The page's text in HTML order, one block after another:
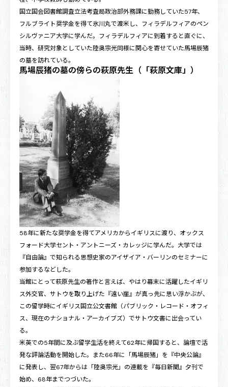
国立国会図書館調査立法考査局政治部外務課に勤務していた57年、
フルブライト奨学金を得て氷川丸で渡米し、フィラデルフィアのペン
シルヴァニア大学に学んだ。フィラデルフィアに到着すると直ぐに、
当時、研究対象としていた陸奥宗光同様に関心を寄せていた馬場辰猪
の墓を訪れている。
馬場辰猪の墓の傍らの萩原先生（「萩原文庫」）
58年に新たな奨学金を得てアメリカからイギリスに渡り、オックス
フォード大学セント・アントニーズ・カレッジに学んだ。大学では
『自由論』で知られる思想史家のアイザイア・バーリンのセミナーに
参加するなどした。
当館にとって萩原先生の著作と言えば、やはり幕末に活躍したイギリ
ス外交官、サトウを取り上げた『遠い崖』が真っ先に思い浮かぶが、
この留学時にイギリス国立公文書館（パブリック・レコード・オフィ
ス、現在のナショナル・アーカイブズ）でサトウ文書に出会ってい
る。
米英での5年間に及ぶ留学生活を終えて62年に帰国すると、論壇で活
発な評論活動を開始した。また66年に「馬場辰猪」を『中央公論』
に発表し、翌67年からは「陸奥宗光」の連載を『毎日新聞』夕刊で
始め、68年までつづいた。